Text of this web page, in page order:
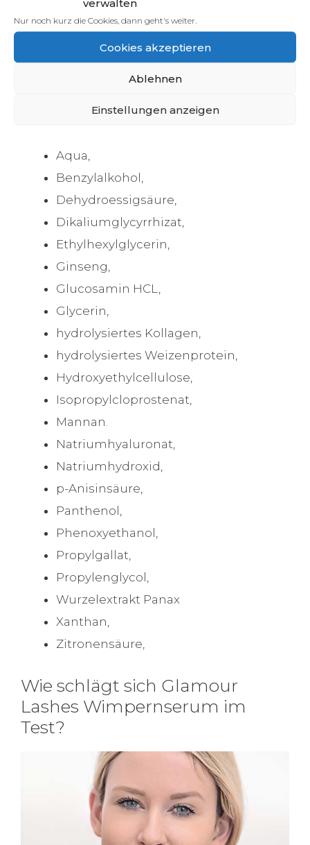
verwalten
Nur noch kurz die Cookies, dann geht's weiter.
Cookies akzeptieren
Ablehnen
Einstellungen anzeigen
Inhaltsstoffe von Glamour
Glamour Lashes Wimpernserums sind:
Aqua,
Benzylalkohol,
Dehydroessigsäure,
Dikaliumglycyrrhizat,
Ethylhexylglycerin,
Ginseng,
Glucosamin HCL,
Glycerin,
hydrolysiertes Kollagen,
hydrolysiertes Weizenprotein,
Hydroxyethylcellulose,
Isopropylcloprostenat,
Mannan.
Natriumhyaluronat,
Natriumhydroxid,
p-Anisinsäure,
Panthenol,
Phenoxyethanol,
Propylgallat,
Propylenglycol,
Wurzelextrakt Panax
Xanthan,
Zitronensäure,
Wie schlägt sich Glamour
Lashes Wimpernserum im
Test?